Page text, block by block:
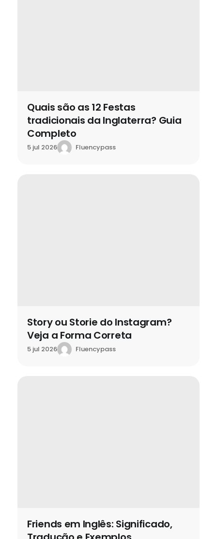
Quais são as 12 Festas
tradicionais da Inglaterra? Guia
Completo
5 jul 2026 Fluencypass
Story ou Storie do Instagram?
Veja a Forma Correta
5 jul 2026 Fluencypass
Friends em Inglês: Significado,